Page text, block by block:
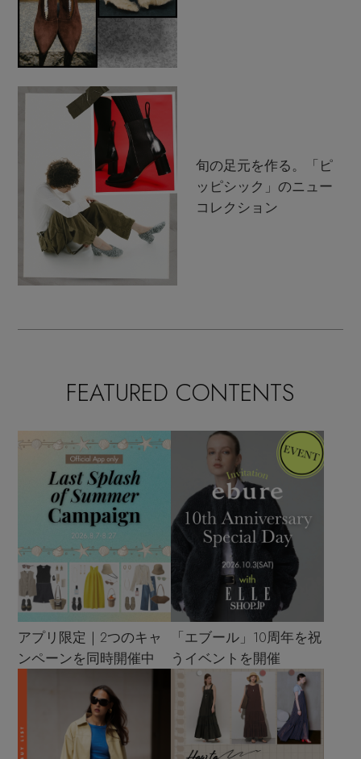
旬の足元を作る。「ピ
ッピシック」のニュー
コレクション
FEATURED CONTENTS
アプリ限定｜2つのキャ
ンペーンを同時開催中
「エブール」10周年を祝
うイベントを開催